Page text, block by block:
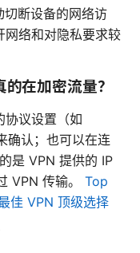
断设备的网络访
网络和对隐私要求较
在加密流量？
协议设置（如
确认；也可以在连
是 VPN 提供的 IP
VPN 传输。 Top
佳 VPN 顶级选择